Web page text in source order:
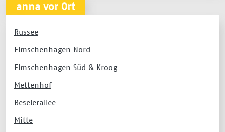
anna vor Ort
Russee
Elmschenhagen Nord
Elmschenhagen Süd & Kroog
Mettenhof
Beselerallee
Mitte